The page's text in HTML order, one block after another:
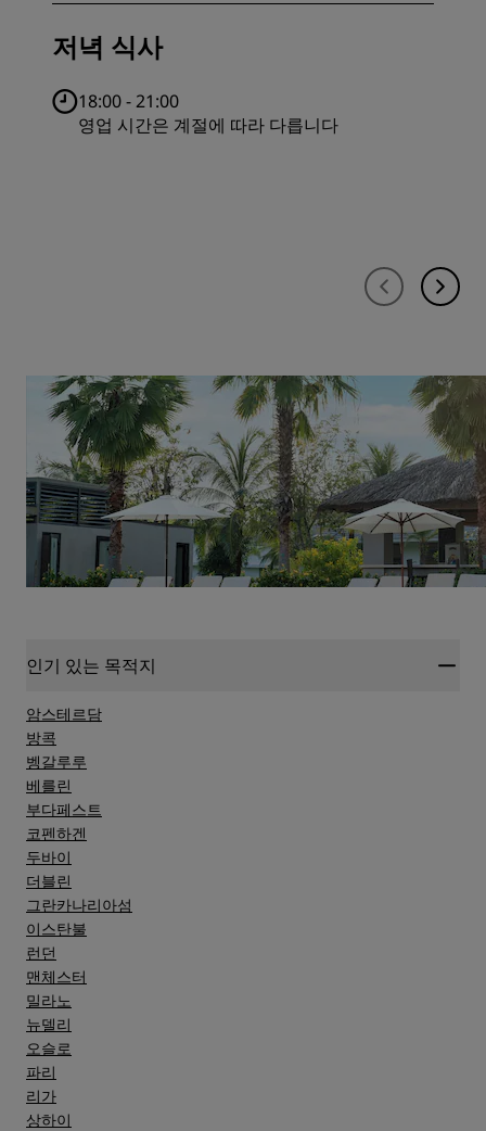
저녁 식사
18:00 - 21:00
영업 시간은 계절에 따라 다릅니다
인기 있는 목적지
암스테르담
방콕
벵갈루루
베를린
부다페스트
코펜하겐
두바이
더블린
그란카나리아섬
이스탄불
런던
맨체스터
밀라노
뉴델리
오슬로
파리
리가
상하이